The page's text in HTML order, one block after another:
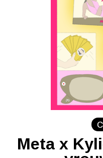
Meta x